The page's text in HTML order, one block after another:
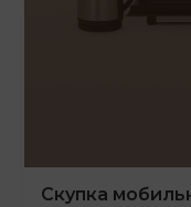
Скупка